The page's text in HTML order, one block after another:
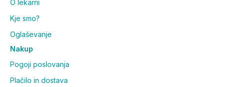
O lekarni
Kje smo?
Oglaševanje
Nakup
Pogoji poslovanja
Plačilo in dostava